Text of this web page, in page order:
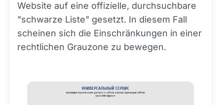
Website auf eine offizielle, durchsuchbare
"schwarze Liste" gesetzt. In diesem Fall
scheinen sich die Einschränkungen in einer
rechtlichen Grauzone zu bewegen.